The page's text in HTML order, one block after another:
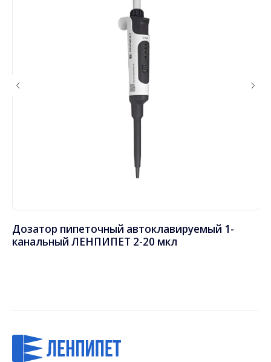
Дозатор пипеточный автоклавируемый 1-
канальный ЛЕНПИПЕТ 2-20 мкл